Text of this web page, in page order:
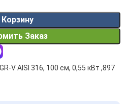
Корзину
Заказ
V AISI 316, 100 см, 0,55 кВт ,897